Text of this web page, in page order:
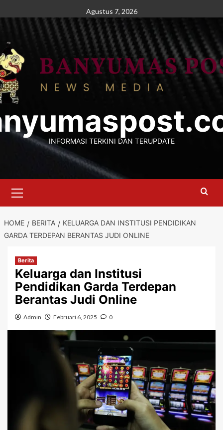
to
Agustus 7, 2026
INFORMASI TERKINI DAN TERUPDATE
Menu
HOME BERITA
KELUARGA DAN INSTITUSI PENDIDIKAN
GARDA TERDEPAN BERANTAS JUDI ONLINE
Berita
Keluarga dan Institusi
Pendidikan Garda Terdepan
Berantas Judi Online
Admin Februari 6, 2025 0